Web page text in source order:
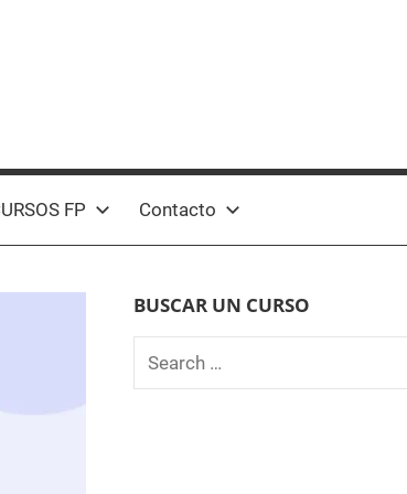
FP Contacto
BUSCAR UN CURSO
Search
for: